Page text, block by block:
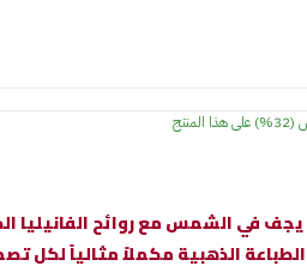
(32%)
على هذا المنتج
في الشمس مع روائح الفانيليا
الذهبية مكملاً مثالياً لكل